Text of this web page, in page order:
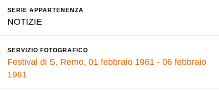
SERIE APPARTENENZA
NOTIZIE
SERVIZIO FOTOGRAFICO
Festival di S. Remo, 01 febbraio 1961 - 06 febbraio
1961